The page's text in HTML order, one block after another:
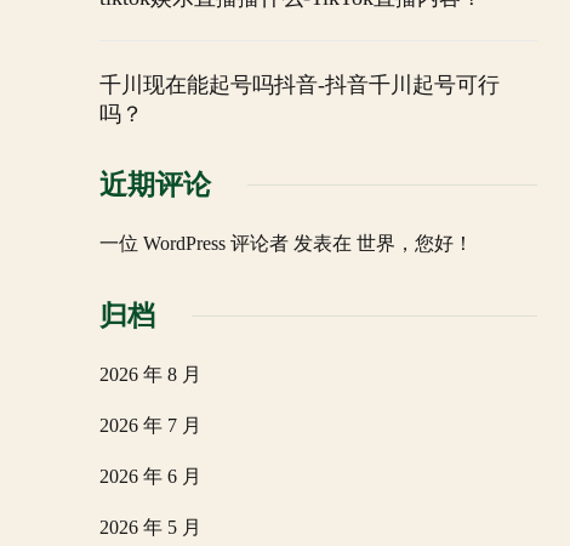
千川现在能起号吗抖音-抖音千川起号可行
吗？
近期评论
一位 WordPress 评论者发表在 世界，您好！
归档
2026 年 8 月
2026 年 7 月
2026 年 6 月
2026 年 5 月